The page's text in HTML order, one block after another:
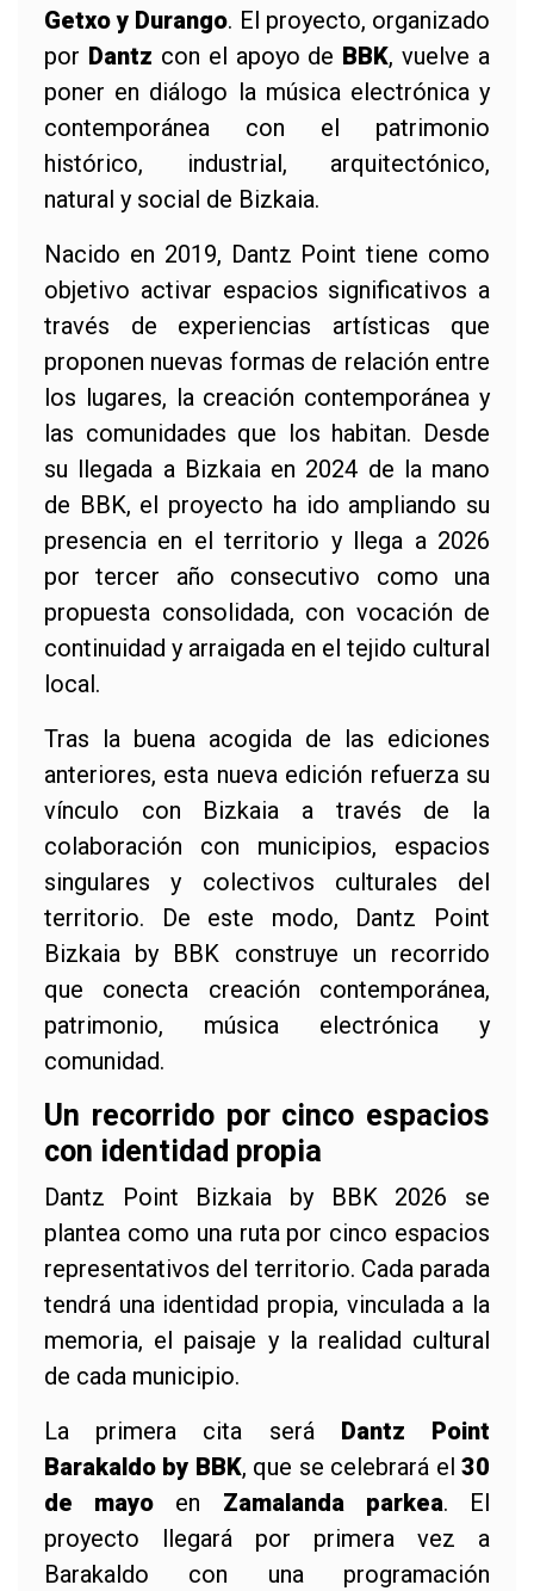
Getxo y Durango. El proyecto, organizado
por Dantz con el apoyo de BBK, vuelve a
poner en diálogo la música electrónica y
contemporánea con el patrimonio
histórico, industrial, arquitectónico,
natural y social de Bizkaia.
Nacido en 2019, Dantz Point tiene como
objetivo activar espacios significativos a
través de experiencias artísticas que
proponen nuevas formas de relación entre
los lugares, la creación contemporánea y
las comunidades que los habitan. Desde
su llegada a Bizkaia en 2024 de la mano
de BBK, el proyecto ha ido ampliando su
presencia en el territorio y llega a 2026
por tercer año consecutivo como una
propuesta consolidada, con vocación de
continuidad y arraigada en el tejido cultural
local.
Tras la buena acogida de las ediciones
anteriores, esta nueva edición refuerza su
vínculo con Bizkaia a través de la
colaboración con municipios, espacios
singulares y colectivos culturales del
territorio. De este modo, Dantz Point
Bizkaia by BBK construye un recorrido
que conecta creación contemporánea,
patrimonio, música electrónica y
comunidad.
Un recorrido por cinco espacios
con identidad propia
Dantz Point Bizkaia by BBK 2026 se
plantea como una ruta por cinco espacios
representativos del territorio. Cada parada
tendrá una identidad propia, vinculada a la
memoria, el paisaje y la realidad cultural
de cada municipio.
La primera cita será Dantz Point
Barakaldo by BBK, que se celebrará el30
de mayo en Zamalanda parkea. El
proyecto llegará por primera vez a
Barakaldo con una programación